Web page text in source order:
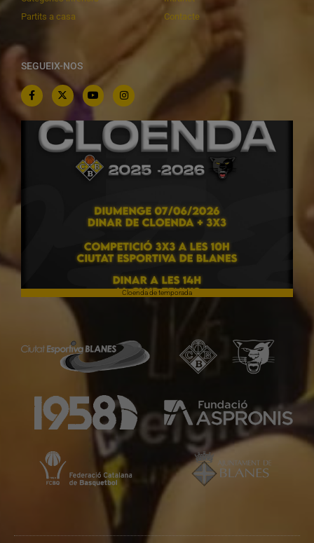
Partits a casa
Contacte
SEGUEIX-NOS
Cloenda de temporada